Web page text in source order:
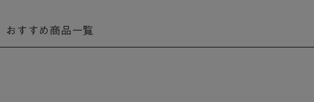
おすすめ商品一覧